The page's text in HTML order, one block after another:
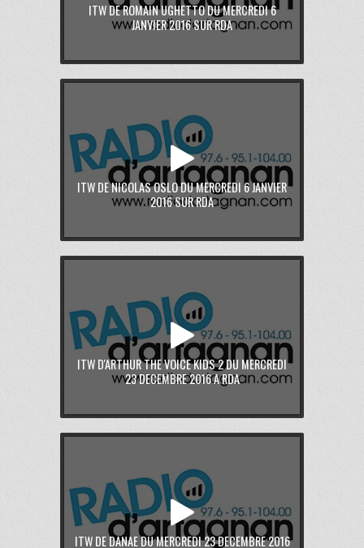
ITW DE ROMAIN UGHETTO DU MERCREDI 6
JANVIER 2016 SUR RDA
ITW DE NICOLAS OSLO DU MERCREDI 6 JANVIER
2016 SUR RDA
ITW D'ARTHUR THE VOICE KIDS 2 DU MERCREDI
23 DECEMBRE 2016 A RDA
ITW DE DANAE DU MERCREDI 23 DECEMBRE 2016